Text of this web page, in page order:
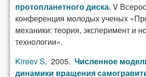
протопланетного диска. V
конференция молодых ученых
механики: теория, эксперимент и
технологии».
Kireev S. 2005. Численное
динамики вращения